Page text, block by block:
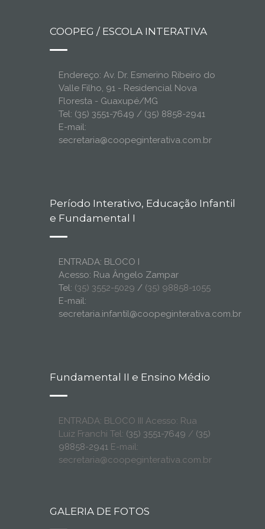
COOPEG / ESCOLA INTERATIVA
Endereço: Av. Dr. Esmerino Ribeiro do
Valle Filho, 91 - Residencial Nova
Floresta - Guaxupé/MG
Tel: (35) 3551-7649 / (35) 8858-2941
E-mail:
secretaria@coopeginterativa.com.br
Período Interativo, Educação Infantil
e Fundamental I
ENTRADA: BLOCO I
Acesso: Rua Ângelo Zampar
Tel: (35) 3552-5029 / (35) 98858-1055
E-mail:
secretaria.infantil@coopeginterativa.com.br
Fundamental II e Ensino Médio
ENTRADA: BLOCO III Acesso: Rua
Luiz Franchi Tel: (35) 3551-7649 / (35)
98858-2941 E-mail:
secretaria@coopeginterativa.com.br
GALERIA DE FOTOS